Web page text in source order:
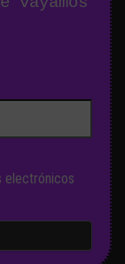
electrónicos